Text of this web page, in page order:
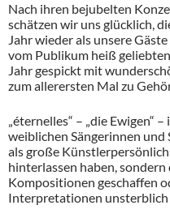
Nach ihren bejubelten
schätzen wir uns glücklich,
Jahr wieder als unsere
vom Publikum heiß
Jahr gespickt mit
zum allerersten Mal zu
„éternelles“ – „die Ewigen“
weiblichen Sängerinnen
als große
hinterlassen haben, sondern
Kompositionen geschaffen
Interpretationen unsterblich